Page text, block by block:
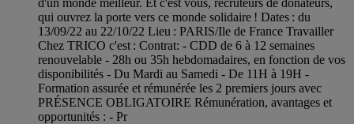
qui ouvrez la porte vers ce monde solidaire ! Dates : du
13/09/22 au 22/10/22 Lieu : PARIS/Ile de France Travailler
Chez TRICO c'est : Contrat: - CDD de 6 à 12 semaines
renouvelable - 28h ou 35h hebdomadaires, en fonction de vos
disponibilités - Du Mardi au Samedi - De 11H à 19H -
Formation assurée et rémunérée les 2 premiers jours avec
PRÉSENCE OBLIGATOIRE Rémunération, avantages et
opportunités : - Pr